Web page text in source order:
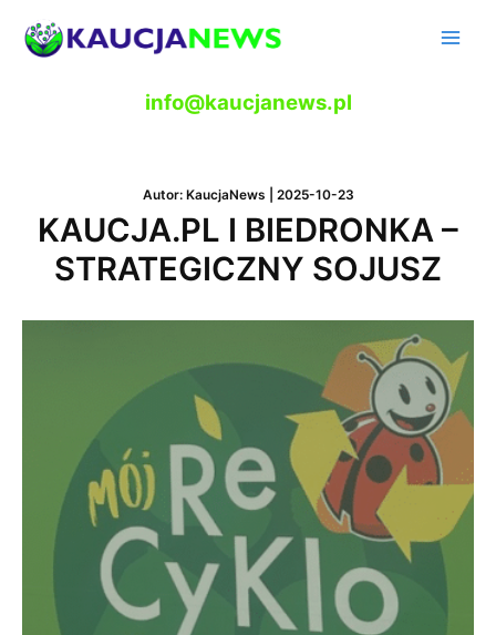
info@kaucjanews.pl
Autor: KaucjaNews 2025-10-23
KAUCJA.PL I BIEDRONKA –
STRATEGICZNY SOJUSZ